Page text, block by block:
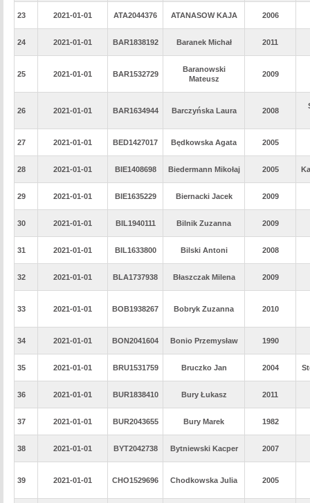
23 2021-01-01 ATA2044376 ATANASOW KAJA 2006
24 2021-01-01 BAR1838192 Baranek Michał 2011
25 2021-01-01 BAR1532729
Baranowski
Mateusz
2009
26 2021-01-01 BAR1634944 Barczyńska Laura 2008
27 2021-01-01 BED1427017 Będkowska Agata 2005
28 2021-01-01 BIE1408698 Biedermann Mikołaj 2005
29 2021-01-01 BIE1635229 Biernacki Jacek 2009
30 2021-01-01 BIL1940111 Bilnik Zuzanna 2009
31 2021-01-01 BIL1633800 Bilski Antoni 2008
32 2021-01-01 BLA1737938 Błaszczak Milena 2009
33 2021-01-01 BOB1938267 Bobryk Zuzanna 2010
34 2021-01-01 BON2041604 Bonio Przemysław 1990
35 2021-01-01 BRU1531759 Bruczko Jan 2004
36 2021-01-01 BUR1838410 Bury Łukasz 2011
37 2021-01-01 BUR2043655 Bury Marek 1982
38 2021-01-01 BYT2042738 Bytniewski Kacper 2007
39 2021-01-01 CHO1529696 Chodkowska Julia 2005